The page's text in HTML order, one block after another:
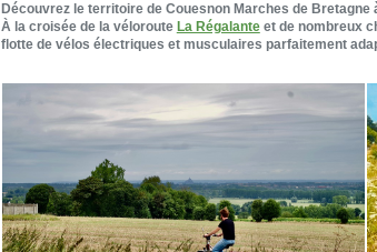
Découvrez le territoire de Couesnon Marches de Bretagne
À la croisée de la véloroute La Régalanteet de nombreux
flotte de vélos électriques et musculaires parfaitement